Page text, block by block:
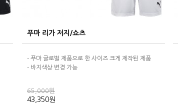
푸마 리가 저지/쇼츠
- 푸마 글로벌 제품으로 한 사이즈 크게 제작된 제품
- 바지색상 변경 가능
65,000원
43,350원